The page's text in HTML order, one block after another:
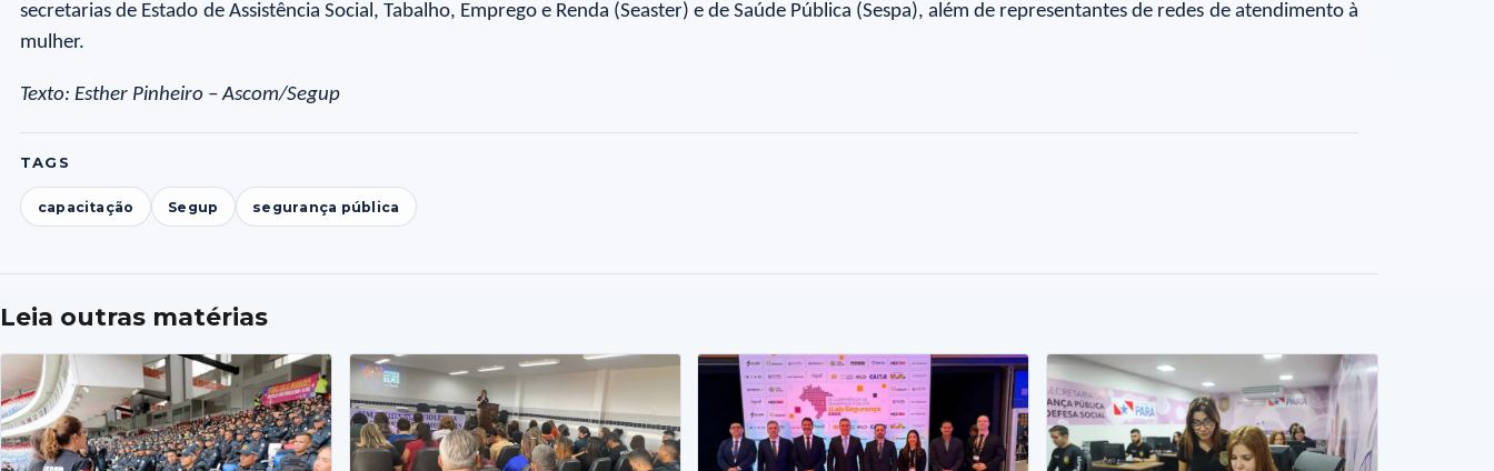
secretarias de Estado de Assistência Social, Tabalho, Emprego e Renda (Seaster) e de Saúde Pública (Sespa), além de representantes de redes de atendimento à
mulher.
Texto: Esther Pinheiro – Ascom/Segup
TAGS
capacitação Segup segurança pública
Leia outras matérias